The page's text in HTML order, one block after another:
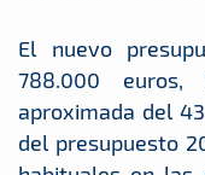
El nuevo
788.000
aproximada del
del presupuesto